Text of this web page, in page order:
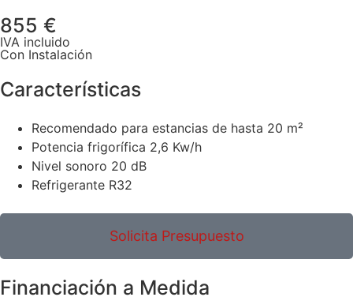
855 €
IVA incluido
Con Instalación
Características
Recomendado para estancias de hasta 20 m²
Potencia frigorífica 2,6 Kw/h
Nivel sonoro 20 dB
Refrigerante R32
Solicita Presupuesto
Financiación a Medida